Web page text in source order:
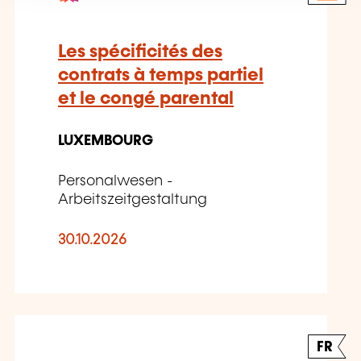
Les spécificités des
contrats à temps partiel
et le congé parental
LUXEMBOURG
Personalwesen -
Arbeitszeitgestaltung
30.10.2026
FR